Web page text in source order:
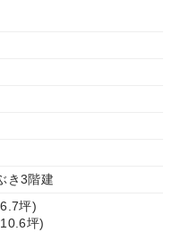
き3階建
坪)
坪)